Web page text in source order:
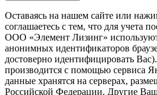
Оставаясь на нашем сайте или
соглашаетесь с тем, что для учета
ООО «Элемент Лизинг»
анонимных идентификаторов
достоверно идентифицировать
производится с помощью сервиса
данные хранятся на серверах,
Российской Федерации. Другие